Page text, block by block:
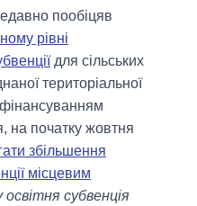
пообіцяв
рівні
для сільських
територіальної
на початку жовтня
збільшення
місцевим
субвенція